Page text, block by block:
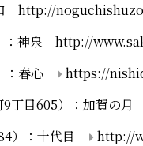
http://
）：神泉 http://
：春心
https://
9丁目605）：加賀の月
）：十代目
http://